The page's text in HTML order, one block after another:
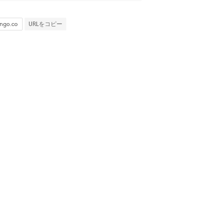
URLをコピー